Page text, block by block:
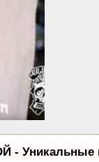
Уникальные